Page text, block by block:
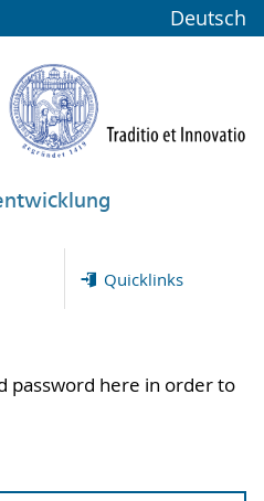
Deutsch
Quicklinks
password here in order to